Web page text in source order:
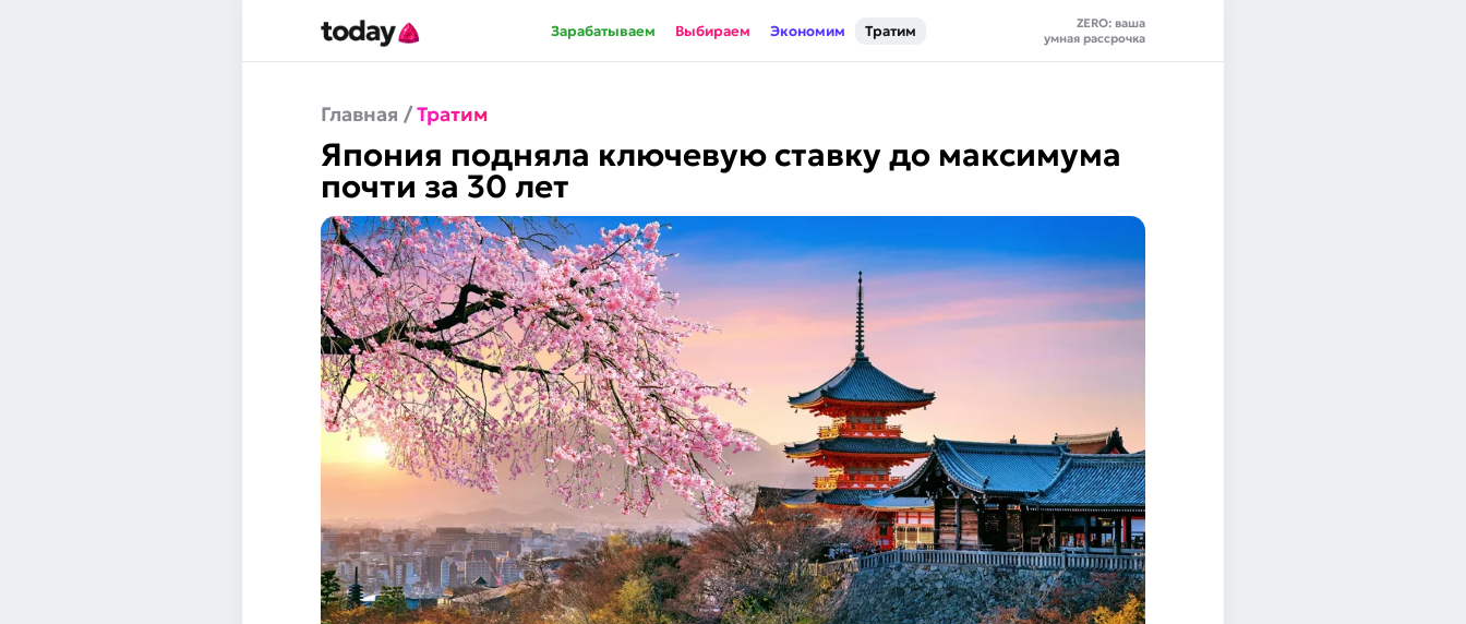
Зарабатываем Выбираем Экономим Тратим
ZERO: ваша
умная рассрочка
Главная /Тратим
Япония подняла ключевую ставку до максимума
почти за 30 лет